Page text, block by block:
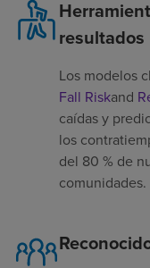
resultados
Los modelos
Fall Riskand
caídas y
los
del 80 % de
comunidades.